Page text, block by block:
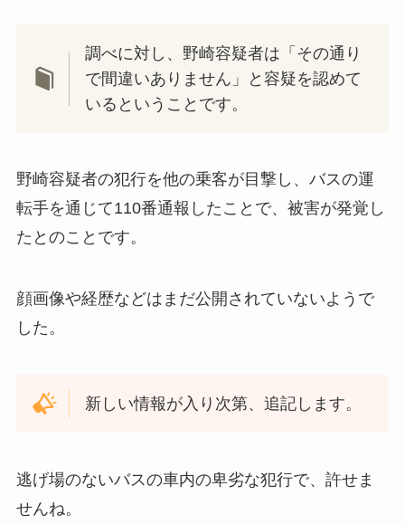
調べに対し、野崎容疑者は「その通り
で間違いありません」と容疑を認めて
いるということです。
野崎容疑者の犯行を他の乗客が目撃し、バスの運
転手を通じて110番通報したことで、被害が発覚し
たとのことです。
顔画像や経歴などはまだ公開されていないようで
した。
新しい情報が入り次第、追記します。
逃げ場のないバスの車内の卑劣な犯行で、許せま
せんね。